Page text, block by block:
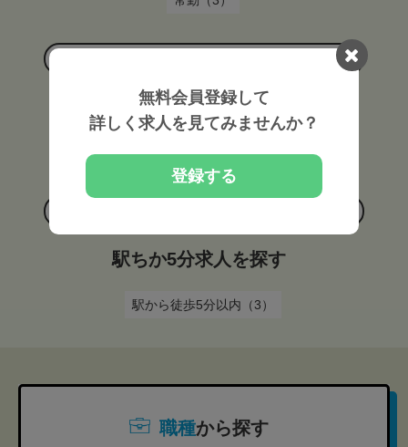
の求人を
施設形態から探す
施術所（3）
駅ちか5分求人を探す
駅から徒歩5分以内（3）
職種から探す
無料会員登録して
詳しく求人を見てみませんか？
登録する